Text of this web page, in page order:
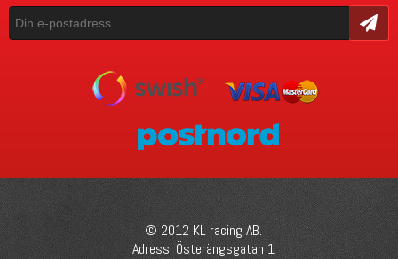
Skicka
© 2012 KL racing AB.
Adress: Österängsgatan 1